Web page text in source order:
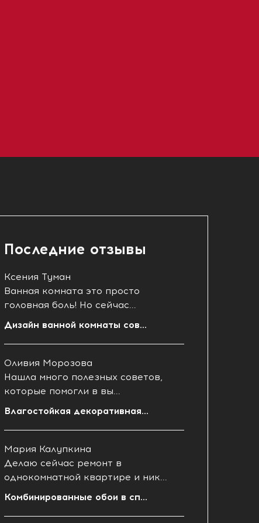
Последние отзывы
Ксения Туман
Ванная комната это просто
головная боль! Но сейчас...
Дизайн ванной комнаты сов...
Оливия Морозова
Нашла много полезных советов,
которые помогли в вы...
Влагостойкая декоративная...
Мария Калупкина
Делаю сейчас ремонт в
однокомнатной квартире и ник...
Комбинированные обои в сп...